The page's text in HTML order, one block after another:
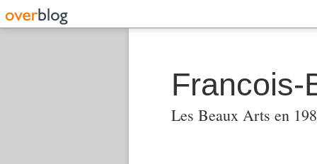
Francois-
Les Beaux Arts en